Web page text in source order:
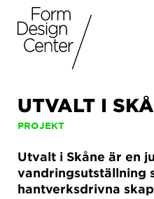
UTVALT I
PROJEKT
Utvalt i Skåne är en
vandringsutställning
hantverksdrivna